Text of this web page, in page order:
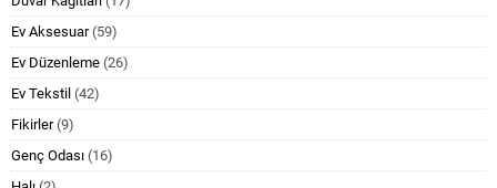
Ev Aksesuar(59)
Ev Düzenleme (26)
Ev Tekstil (42)
Fikirler(9)
Genç Odası (16)